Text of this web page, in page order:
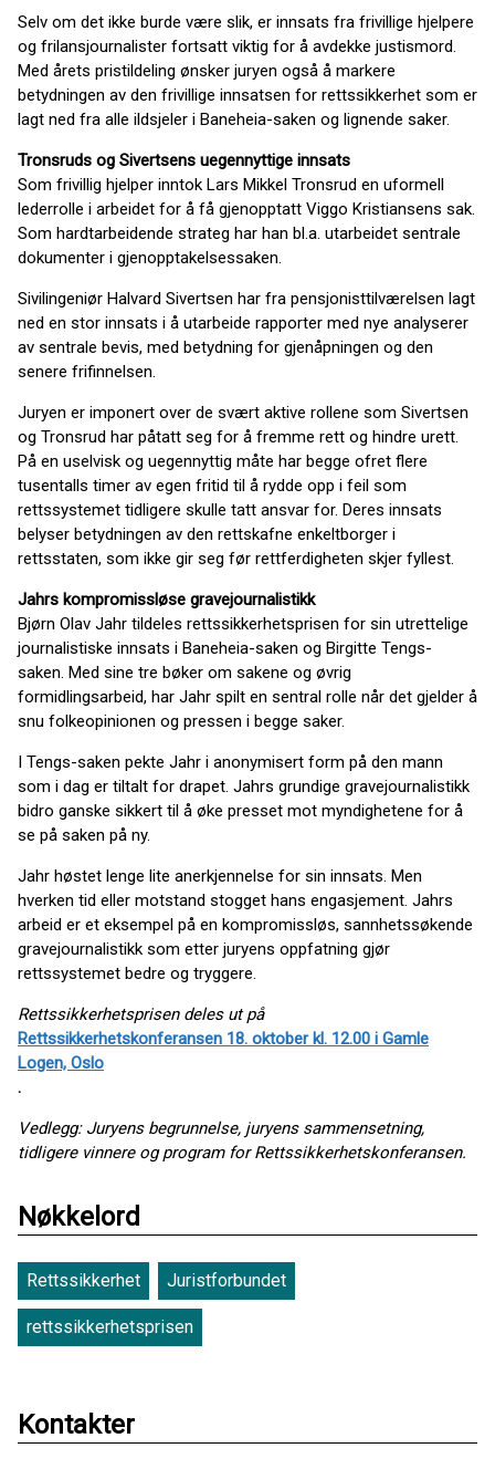
Selv om det ikke burde være slik, er innsats fra frivillige hjelpere
og frilansjournalister fortsatt viktig for å avdekke justismord.
Med årets pristildeling ønsker juryen også å markere
betydningen av den frivillige innsatsen for rettssikkerhet som er
lagt ned fra alle ildsjeler i Baneheia-saken og lignende saker.
Tronsruds og Sivertsens uegennyttige innsats
Som frivillig hjelper inntok Lars Mikkel Tronsrud en uformell
lederrolle i arbeidet for å få gjenopptatt Viggo Kristiansens sak.
Som hardtarbeidende strateg har han bl.a. utarbeidet sentrale
dokumenter i gjenopptakelsessaken.
Sivilingeniør Halvard Sivertsen har fra pensjonisttilværelsen lagt
ned en stor innsats i å utarbeide rapporter med nye analyserer
av sentrale bevis, med betydning for gjenåpningen og den
senere frifinnelsen.
Juryen er imponert over de svært aktive rollene som Sivertsen
og Tronsrud har påtatt seg for å fremme rett og hindre urett.
På en uselvisk og uegennyttig måte har begge ofret flere
tusentalls timer av egen fritid til å rydde opp i feil som
rettssystemet tidligere skulle tatt ansvar for. Deres innsats
belyser betydningen av den rettskafne enkeltborger i
rettsstaten, som ikke gir seg før rettferdigheten skjer fyllest.
Jahrs kompromissløse gravejournalistikk
Bjørn Olav Jahr tildeles rettssikkerhetsprisen for sin utrettelige
journalistiske innsats i Baneheia-saken og Birgitte Tengs-
saken. Med sine tre bøker om sakene og øvrig
formidlingsarbeid, har Jahr spilt en sentral rolle når det gjelder å
snu folkeopinionen og pressen i begge saker.
I Tengs-saken pekte Jahr i anonymisert form på den mann
som i dag er tiltalt for drapet. Jahrs grundige gravejournalistikk
bidro ganske sikkert til å øke presset mot myndighetene for å
se på saken på ny.
Jahr høstet lenge lite anerkjennelse for sin innsats. Men
hverken tid eller motstand stogget hans engasjement. Jahrs
arbeid er et eksempel på en kompromissløs, sannhetssøkende
gravejournalistikk som etter juryens oppfatning gjør
rettssystemet bedre og tryggere.
Rettssikkerhetsprisen deles ut på
Rettssikkerhetskonferansen 18. oktober kl. 12.00 i Gamle
Logen, Oslo
.
Vedlegg: Juryens begrunnelse, juryens sammensetning,
tidligere vinnere og program for Rettssikkerhetskonferansen.
Nøkkelord
Rettssikkerhet Juristforbundet
rettssikkerhetsprisen
Kontakter